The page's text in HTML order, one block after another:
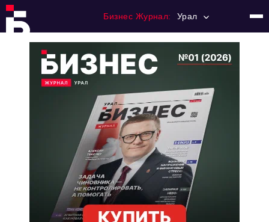
Бизнес Журнал: Урал
Тема номера